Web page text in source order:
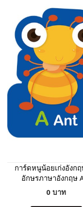
การ์ดหนูน้อยเก่งอังก
อักษรภาษาอังกฤษ
0 บาท